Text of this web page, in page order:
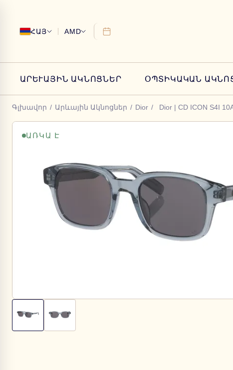
ՀԱՅ AMD
ԱՐԵՒԱՅԻՆ ԱԿՆՈՑՆԵՐ ՕՊՏԻԿԱԿԱՆ
Գլխավոր / Արևային Ակնոցներ / Dior / Dior | CD ICON S4I
ԱՌԿԱ Է